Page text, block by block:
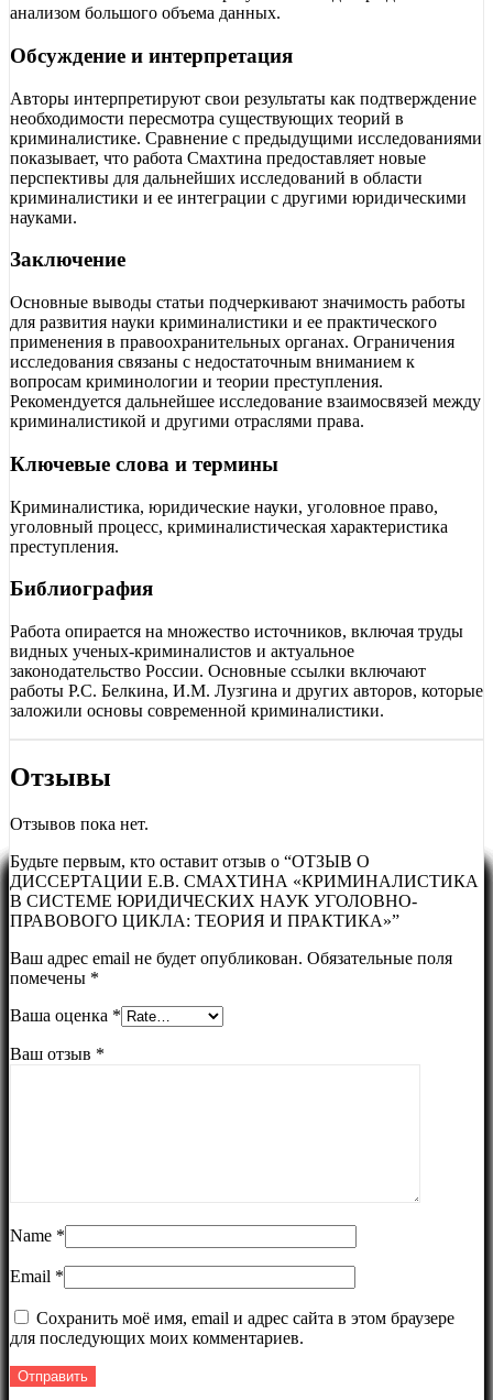
анализом большого объема данных.
Обсуждение и интерпретация
Авторы интерпретируют свои результаты как подтверждение
необходимости пересмотра существующих теорий в
криминалистике. Сравнение с предыдущими исследованиями
показывает, что работа Смахтина предоставляет новые
перспективы для дальнейших исследований в области
криминалистики и ее интеграции с другими юридическими
науками.
Заключение
Основные выводы статьи подчеркивают значимость работы
для развития науки криминалистики и ее практического
применения в правоохранительных органах. Ограничения
исследования связаны с недостаточным вниманием к
вопросам криминологии и теории преступления.
Рекомендуется дальнейшее исследование взаимосвязей между
криминалистикой и другими отраслями права.
Ключевые слова и термины
Криминалистика, юридические науки, уголовное право,
уголовный процесс, криминалистическая характеристика
преступления.
Библиография
Работа опирается на множество источников, включая труды
видных ученых-криминалистов и актуальное
законодательство России. Основные ссылки включают
работы Р.С. Белкина, И.М. Лузгина и других авторов, которые
заложили основы современной криминалистики.
Отзывы
Отзывов пока нет.
Будьте первым, кто оставит отзыв о “ОТЗЫВ О
ДИССЕРТАЦИИ Е.В. СМАХТИНА «КРИМИНАЛИСТИКА
В СИСТЕМЕ ЮРИДИЧЕСКИХ НАУК УГОЛОВНО-
ПРАВОВОГО ЦИКЛА: ТЕОРИЯ И ПРАКТИКА»”
Ваш адрес email не будет опубликован. Обязательные поля
помечены *
Ваша оценка *
Ваш отзыв *
Name *
Email *
Сохранить моё имя, email и адрес сайта в этом браузере
для последующих моих комментариев.